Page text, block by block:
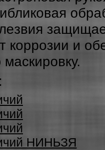
кoppoзии и
НИНЬЗЯ